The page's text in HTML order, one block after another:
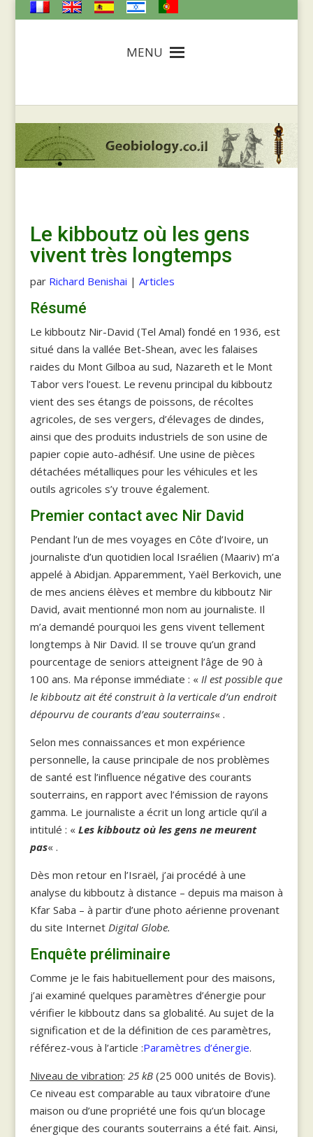
MENU
Le kibboutz où les gens
vivent très longtemps
par Richard Benishai | Articles
Résumé
Le kibboutz Nir-David (Tel Amal) fondé en 1936, est
situé dans la vallée Bet-Shean, avec les falaises
raides du Mont Gilboa au sud, Nazareth et le Mont
Tabor vers l’ouest. Le revenu principal du kibboutz
vient des ses étangs de poissons, de récoltes
agricoles, de ses vergers, d’élevages de dindes,
ainsi que des produits industriels de son usine de
papier copie auto-adhésif. Une usine de pièces
détachées métalliques pour les véhicules et les
outils agricoles s’y trouve également.
Premier contact avec Nir David
Pendant l’un de mes voyages en Côte d’Ivoire, un
journaliste d’un quotidien local Israélien (Maariv) m’a
appelé à Abidjan. Apparemment, Yaël Berkovich, une
de mes anciens élèves et membre du kibboutz Nir
David, avait mentionné mon nom au journaliste. Il
m’a demandé pourquoi les gens vivent tellement
longtemps à Nir David. Il se trouve qu’un grand
pourcentage de seniors atteignent l’âge de 90 à
100 ans. Ma réponse immédiate : « Il est possible que
le kibboutz ait été construit à la verticale d’un endroit
dépourvu de courants d’eau souterrains« .
Selon mes connaissances et mon expérience
personnelle, la cause principale de nos problèmes
de santé est l’influence négative des courants
souterrains, en rapport avec l’émission de rayons
gamma. Le journaliste a écrit un long article qu’il a
intitulé : « Les kibboutz où les gens ne meurent
pas« .
Dès mon retour en l’Israël, j’ai procédé à une
analyse du kibboutz à distance – depuis ma maison à
Kfar Saba – à partir d’une photo aérienne provenant
du site Internet Digital Globe.
Enquête préliminaire
Comme je le fais habituellement pour des maisons,
j’ai examiné quelques paramètres d’énergie pour
vérifier le kibboutz dans sa globalité. Au sujet de la
signification et de la définition de ces paramètres,
référez-vous à l’article :Paramètres d’énergie.
Niveau de vibration: 25 kB(25 000 unités de Bovis).
Ce niveau est comparable au taux vibratoire d’une
maison ou d’une propriété une fois qu’un blocage
énergique des courants souterrains a été fait. Ainsi,